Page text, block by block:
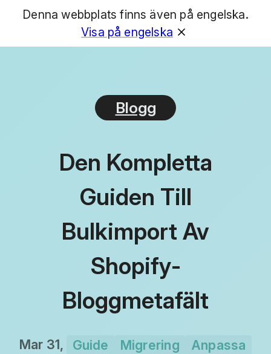
GET
Blogg
Den Kompletta
Guiden Till
Bulkimport Av
Shopify-
Bloggmetafält
Mar 31,
Guide Migrering Anpassa
Denna webbplats finns även på engelska.
Visa på engelska